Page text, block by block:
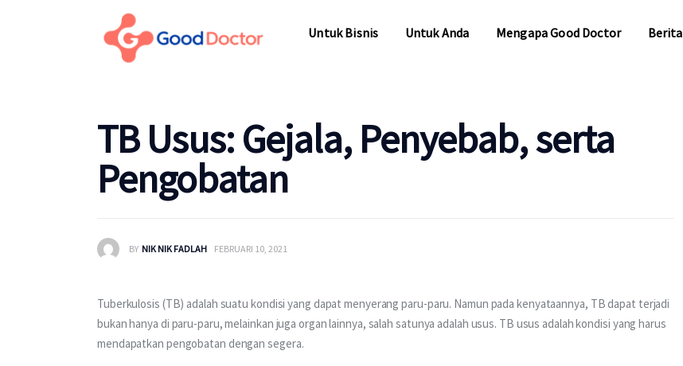
Untuk Bisnis Untuk Anda Mengapa Good Doctor Berita
TB Usus: Gejala, Penyebab, serta
Pengobatan
BY NIK NIK FADLAH FEBRUARI 10, 2021
Tuberkulosis (TB) adalah suatu kondisi yang dapat menyerang paru-paru. Namun pada kenyataannya, TB dapat terjadi
bukan hanya di paru-paru, melainkan juga organ lainnya, salah satunya adalah usus. TB usus adalah kondisi yang harus
mendapatkan pengobatan dengan segera.